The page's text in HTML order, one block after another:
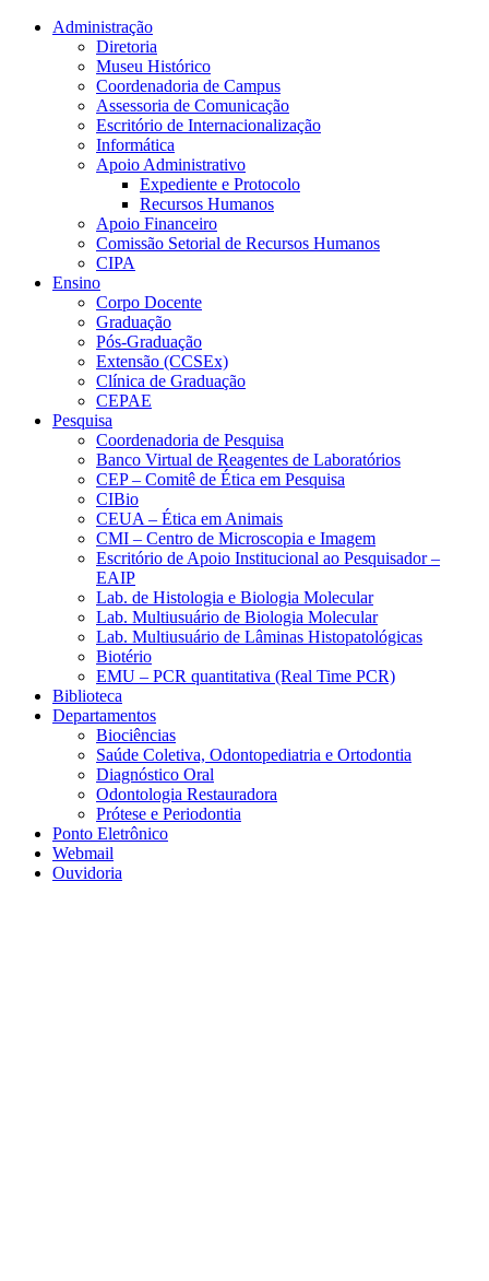
Conteúdo principal Menu principal
Administração
Diretoria
Museu Histórico
Coordenadoria de Campus
Assessoria de Comunicação
Escritório de Internacionalização
Informática
Apoio Administrativo
Expediente e Protocolo
Recursos Humanos
Apoio Financeiro
Comissão Setorial de Recursos Humanos
CIPA
Ensino
Corpo Docente
Graduação
Pós-Graduação
Extensão (CCSEx)
Clínica de Graduação
CEPAE
Pesquisa
Coordenadoria de Pesquisa
Banco Virtual de Reagentes de Laboratórios
CEP – Comitê de Ética em Pesquisa
CIBio
CEUA – Ética em Animais
CMI – Centro de Microscopia e Imagem
Escritório de Apoio Institucional ao Pesquisador –
EAIP
Lab. de Histologia e Biologia Molecular
Lab. Multiusuário de Biologia Molecular
Lab. Multiusuário de Lâminas Histopatológicas
Biotério
EMU – PCR quantitativa (Real Time PCR)
Biblioteca
Departamentos
Biociências
Saúde Coletiva, Odontopediatria e Ortodontia
Diagnóstico Oral
Odontologia Restauradora
Prótese e Periodontia
Ponto Eletrônico
Webmail
Ouvidoria